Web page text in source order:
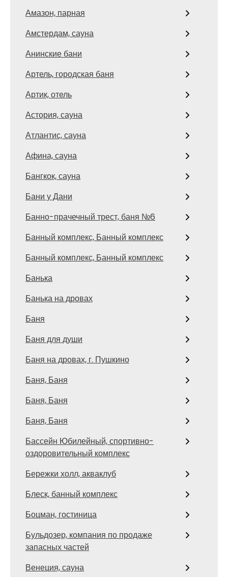
Амазон, парная
Амстердам, сауна
Анинские бани
Артель, городская баня
Артик, отель
Астория, сауна
Атлантис, сауна
Афина, сауна
Бангкок, сауна
Бани у Дани
Банно-прачечный трест, баня №6
Банный комплекс, Банный комплекс
Банный комплекс, Банный комплекс
Банька
Банька на дровах
Баня
Баня для души
Баня на дровах, г. Пушкино
Баня, Баня
Баня, Баня
Баня, Баня
Бассейн Юбилейный, спортивно-
оздоровительный комплекс
Бережки холл, акваклуб
Блеск, банный комплекс
Боцман, гостиница
Бульдозер, компания по продаже
запасных частей
Венеция, сауна